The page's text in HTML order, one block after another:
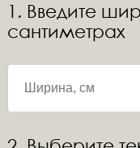
1. Введите
сантиметрах